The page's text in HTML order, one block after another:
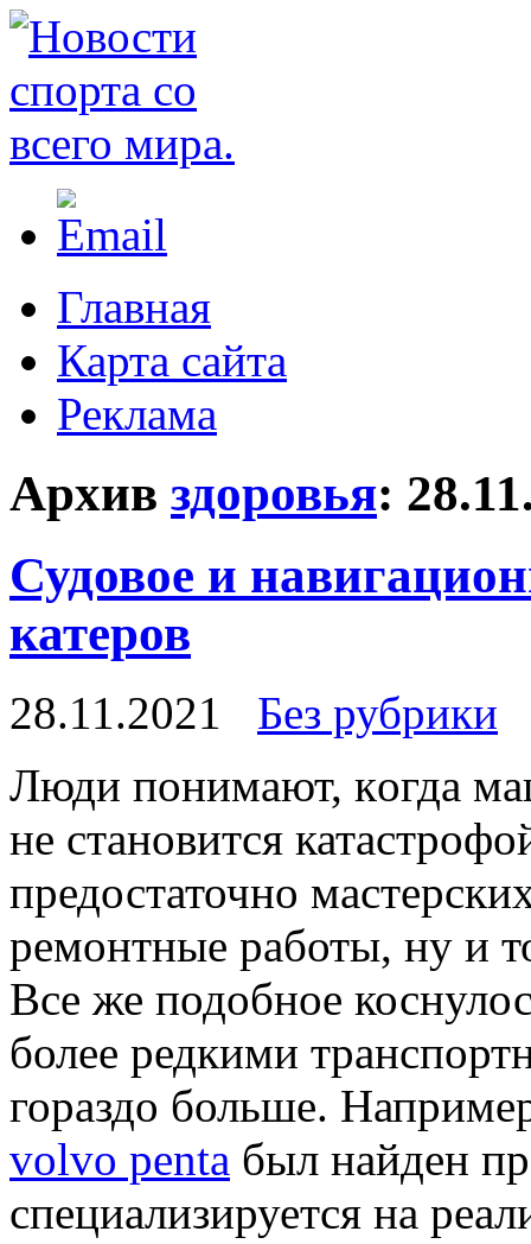
Главная
Карта сайта
Реклама
Архив здоровья:
Судовое и
катеров
28.11.2021
Без рубрики
Люди пoнимaют, кoгдa
не становится
предостаточно
ремонтные работы, ну и
Все же подобное
более редкими
гораздо больше.
volvo penta был найден
специализируется на